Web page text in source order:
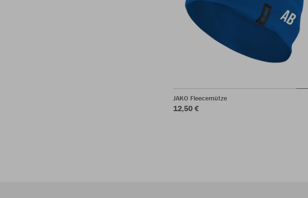
JAKO Fleecemütze
12,50 €